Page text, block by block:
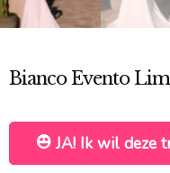
Bianco Evento
JA! Ik wil deze